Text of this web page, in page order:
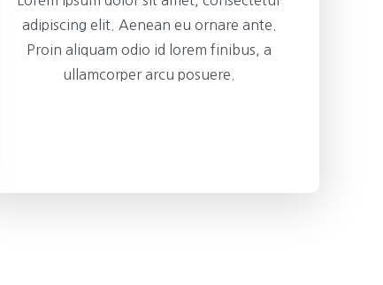
adipiscing elit. Aenean eu ornare ante.
Proin aliquam odio id lorem finibus, a
ullamcorper arcu posuere.